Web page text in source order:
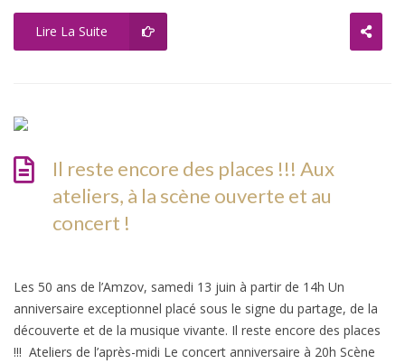
Lire La Suite
Il reste encore des places !!! Aux
ateliers, à la scène ouverte et au
concert !
Les 50 ans de l’Amzov, samedi 13 juin à partir de 14h Un
anniversaire exceptionnel placé sous le signe du partage, de la
découverte et de la musique vivante. Il reste encore des places
!!! Ateliers de l’après-midi Le concert anniversaire à 20h Scène